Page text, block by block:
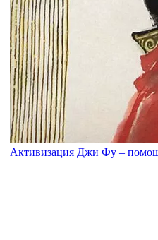
Активизация Джи Фу –